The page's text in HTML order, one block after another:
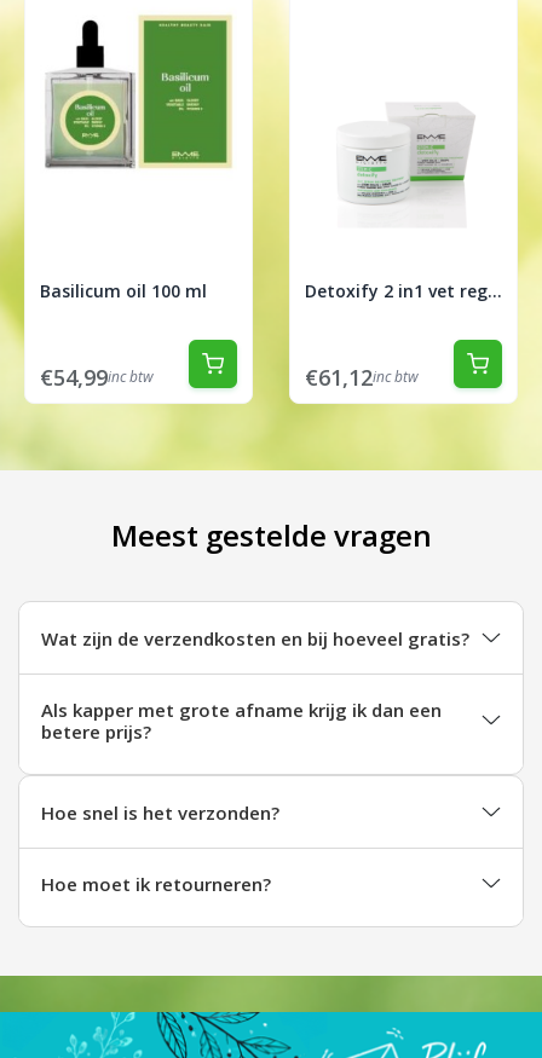
Basilicum oil 100 ml
€54,99inc btw
Detoxify 2 in1 vet regulerende treatment 200ml
€61,12inc btw
Meest gestelde vragen
Wat zijn de verzendkosten en bij hoeveel gratis?
Als kapper met grote afname krijg ik dan een
betere prijs?
Hoe snel is het verzonden?
Hoe moet ik retourneren?